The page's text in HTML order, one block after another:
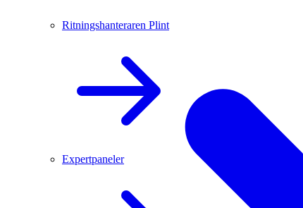
Ritningshanteraren Plint
Expertpaneler